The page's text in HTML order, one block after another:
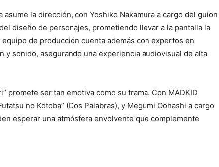
asume la dirección, con Yoshiko Nakamura a cargo del guion
diseño de personajes, prometiendo llevar a la pantalla la
de producción cuenta además con expertos en
y sonido, asegurando una experiencia audiovisual de alta
promete ser tan emotiva como su trama. Con MADKID
no Kotoba” (Dos Palabras), y Megumi Oohashi a cargo
esperar una atmósfera envolvente que complemente